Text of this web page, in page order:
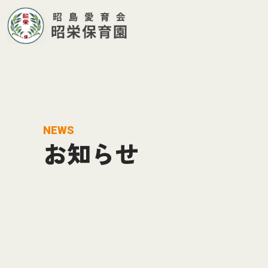
NEWS
お知らせ